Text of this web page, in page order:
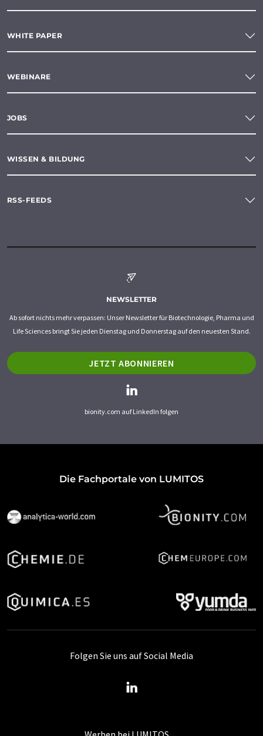
WHITE PAPER
WEBINARE
JOBS
WISSEN & BILDUNG
RSS-FEEDS
NEWSLETTER
Ab sofort nichts mehr verpassen: Unser Newsletter für Biotechnologie, Pharma und
Life Sciences bringt Sie jeden Dienstag und Donnerstag auf den neuesten Stand.
JETZT ABONNIEREN
bionity.com auf LinkedIn folgen
Die Fachportale von LUMITOS
Folgen Sie uns auf Social Media